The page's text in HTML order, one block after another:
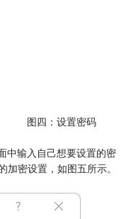
密码
输入自己想要设置的密
加密设置，如图五所示。